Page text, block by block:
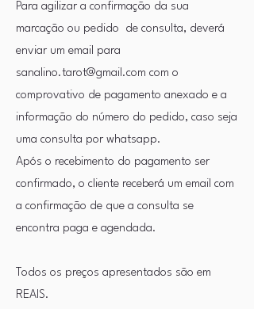
Para agilizar a confirmação da sua
marcação ou pedido de consulta, deverá
enviar um email para
sanalino.tarot@gmail.com com o
comprovativo de pagamento anexado e a
informação do número do pedido, caso seja
uma consulta por whatsapp.
Após o recebimento do pagamento ser
confirmado, o cliente receberá um email com
a confirmação de que a consulta se
encontra paga e agendada.
Todos os preços apresentados são em
REAIS.